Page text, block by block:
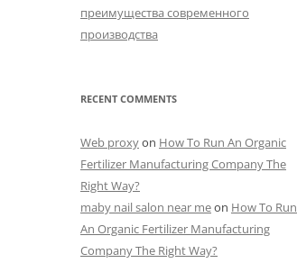
преимущества современного
производства
RECENT COMMENTS
Web proxyon How To Run An Organic
Fertilizer Manufacturing Company The
Right Way?
maby nail salon near meon How To Run
An Organic Fertilizer Manufacturing
Company The Right Way?